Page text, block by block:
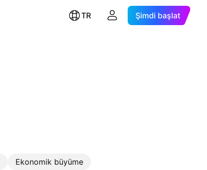
TR Şimdi başlat
Ekonomik büyüme